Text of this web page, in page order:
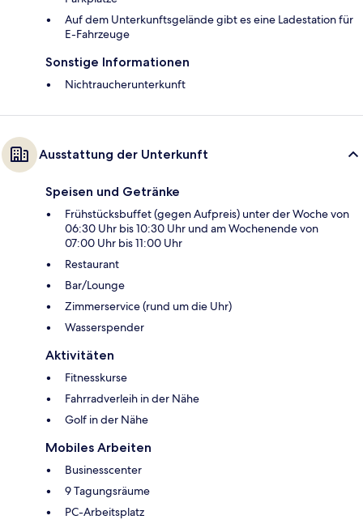
Auf dem Unterkunftsgelände gibt es eine Ladestation für
E-Fahrzeuge
Sonstige Informationen
Nichtraucherunterkunft
Ausstattung der Unterkunft
Speisen und Getränke
Frühstücksbuffet (gegen Aufpreis) unter der Woche von
06:30 Uhr bis 10:30 Uhr und am Wochenende von
07:00 Uhr bis 11:00 Uhr
Restaurant
Bar/Lounge
Zimmerservice (rund um die Uhr)
Wasserspender
Aktivitäten
Fitnesskurse
Fahrradverleih in der Nähe
Golf in der Nähe
Mobiles Arbeiten
Businesscenter
9 Tagungsräume
PC-Arbeitsplatz